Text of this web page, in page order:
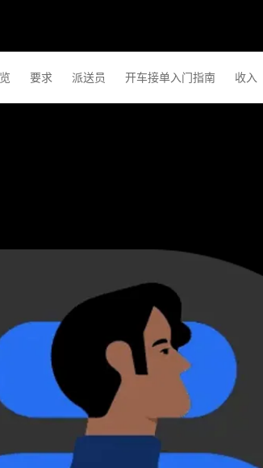
要求 派送员 开车接单入门指南 收入